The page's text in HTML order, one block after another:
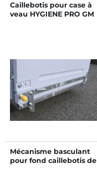
Caillebotis pour case à
veau HYGIENE PRO GM
Mécanisme basculant
pour fond caillebotis de